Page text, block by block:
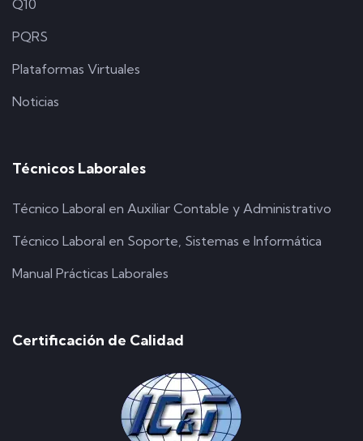
Q10
PQRS
Plataformas Virtuales
Noticias
Técnicos Laborales
Técnico Laboral en Auxiliar Contable y Administrativo
Técnico Laboral en Soporte, Sistemas e Informática
Manual Prácticas Laborales
Certificación de Calidad